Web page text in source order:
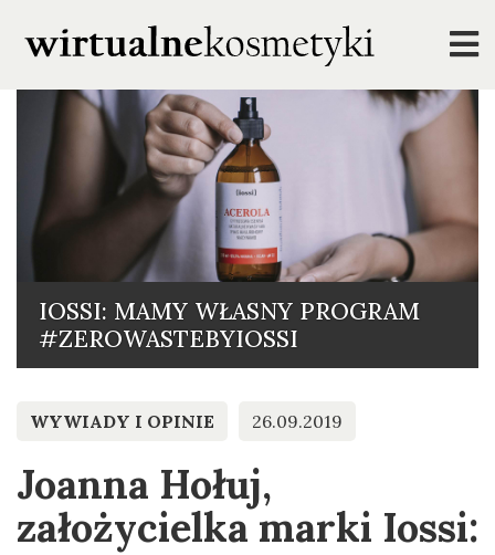
IOSSI: MAMY WŁASNY PROGRAM
#ZEROWASTEBYIOSSI
WYWIADY I OPINIE 26.09.2019
Joanna Hołuj,
założycielka marki Iossi: